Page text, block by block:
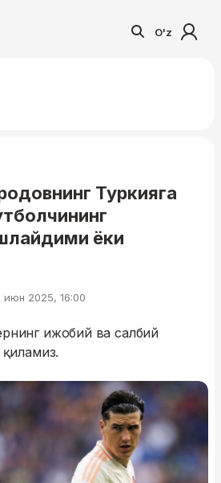
O'z
Туркияга
ёки
июн 2025, 16:00
ижобий ва салбий
қиламиз.